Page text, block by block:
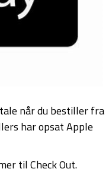
når du bestiller fra
har opsat Apple
til Check Out.